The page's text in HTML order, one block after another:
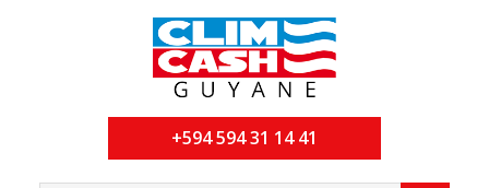
+594 594 31 14 41